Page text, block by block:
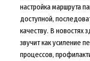
настройка маршрута
доступной,
качеству. В новостях
звучит как усиление
процессов,